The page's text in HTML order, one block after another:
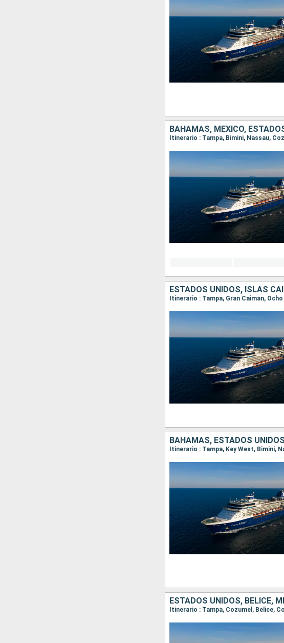
BAHAMAS, MÉXICO,
Itinerario : Tampa, Bimini, Nassau,
ESTADOS UNIDOS, ISLAS
Itinerario : Tampa, Gran Caiman,
BAHAMAS, ESTADOS UNIDOS
Itinerario : Tampa, Key West, Bimini,
ESTADOS UNIDOS, BELICE,
Itinerario : Tampa, Cozumel, Belice,